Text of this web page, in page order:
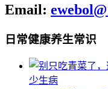
Email:
日常健康养生常识